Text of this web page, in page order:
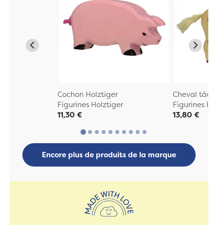
Cochon Holztiger
Figurines Holztiger
11,30 €
Cheval
Figurines
13,80 €
Encore plus de produits de la marque